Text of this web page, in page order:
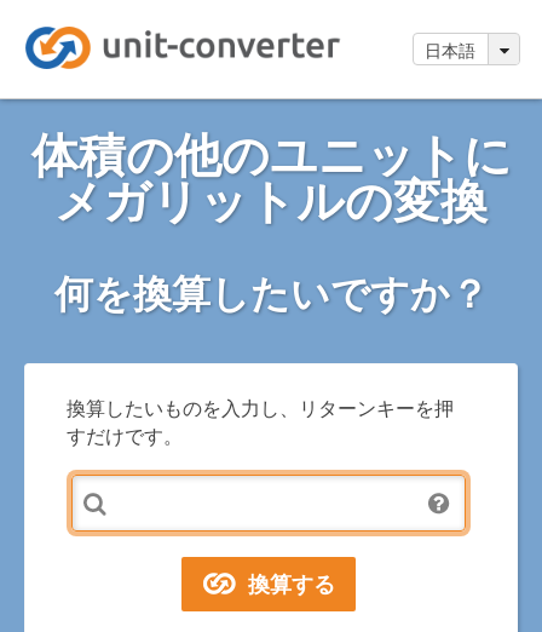
日本語
体積の他のユニットに
メガリットルの変換
何を換算したいですか？
換算したいものを入力し、リターンキーを押
すだけです。